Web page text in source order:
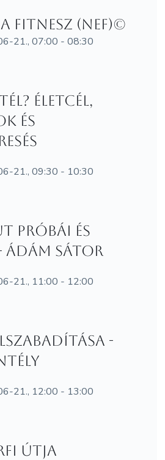
Fitnesz (NEF)©
21., 07:00 - 08:30
Életcél,
és
21., 09:30 - 10:30
próbái és
Ádám Sátor
21., 11:00 - 12:00
-
21., 12:00 - 13:00
útja